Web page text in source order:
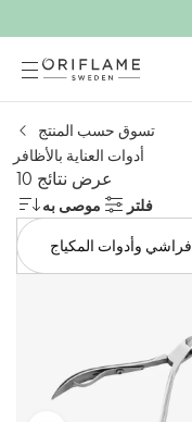
تسوق حسب المنتج
أدوات العناية بالأظافر
عرض نتائج 10
موصى به
فلتر
فراشي وأدوات المكياج